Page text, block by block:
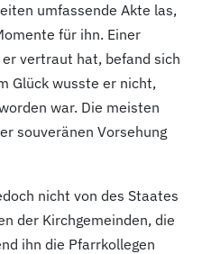
umfassende Akte las,
für ihn. Einer
vertraut hat, befand sich
Glück wusste er nicht,
war. Die meisten
souveränen Vorsehung
nicht von des Staates
der Kirchgemeinden, die
ihn die Pfarrkollegen